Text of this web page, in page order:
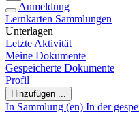
Anmeldung
Lernkarten Sammlungen
Unterlagen
Letzte Aktivität
Meine Dokumente
Gespeicherte Dokumente
Profil
Hinzufügen ...
In Sammlung (en) In der